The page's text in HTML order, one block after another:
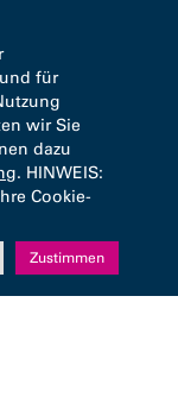
für
wir Sie
dazu
. HINWEIS:
Cookie-
Zustimmen